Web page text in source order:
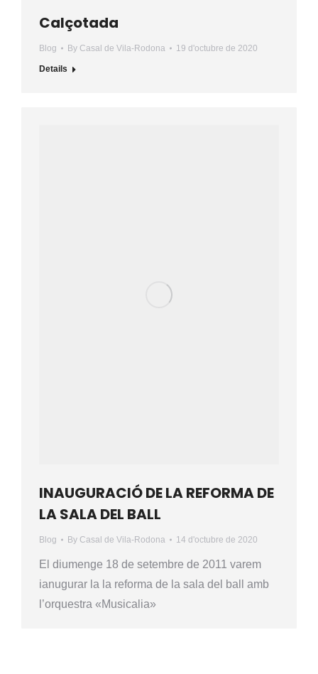
Calçotada
Blog By Casal de Vila-Rodona 19 d'octubre de 2020
Details
INAUGURACIÓ DE LA REFORMA DE
LA SALA DEL BALL
Blog By Casal de Vila-Rodona 14 d'octubre de 2020
El diumenge 18 de setembre de 2011 varem
ianugurar la la reforma de la sala del ball amb
l’orquestra «Musicalia»